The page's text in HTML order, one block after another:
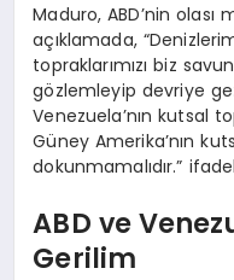
Maduro, ABD’nin olası
açıklamada,
topraklarımızı biz
gözlemleyip devriye
Venezuela’nın kutsal
Güney Amerika’nın
dokunmamalıdır.”
ABD ve
Gerilim